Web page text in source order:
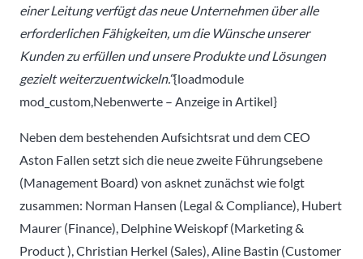
einer Leitung verfügt das neue Unternehmen über alle
erforderlichen Fähigkeiten, um die Wünsche unserer
Kunden zu erfüllen und unsere Produkte und Lösungen
gezielt weiterzuentwickeln.“{loadmodule
mod_custom,Nebenwerte – Anzeige in Artikel}
Neben dem bestehenden Aufsichtsrat und dem CEO
Aston Fallen setzt sich die neue zweite Führungsebene
(Management Board) von asknet zunächst wie folgt
zusammen: Norman Hansen (Legal & Compliance), Hubert
Maurer (Finance), Delphine Weiskopf (Marketing &
Product ), Christian Herkel (Sales), Aline Bastin (Customer